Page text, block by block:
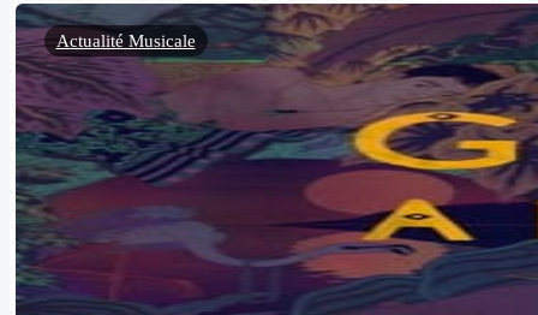
Actualité Musicale